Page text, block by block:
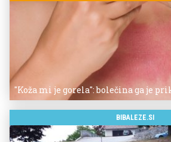
"Koža mi je gorela": bolečina ga je
BIBALEZE.SI